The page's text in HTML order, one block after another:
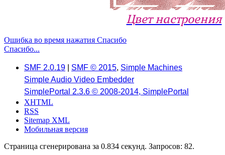
Цвет настроения
Ошибка во время нажатия Спасибо
Спасибо...
SMF 2.0.19 SMF © 2015, Simple Machines
Simple Audio Video Embedder
SimplePortal 2.3.6 © 2008-2014, SimplePortal
XHTML
RSS
Sitemap XML
Мобильная версия
Страница сгенерирована за 0.834 секунд. Запросов: 82.